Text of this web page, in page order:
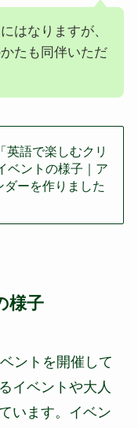
はなりますが、
たも同伴いただ
英語で楽しむクリ
ベントの様子｜ア
ダーを作りました
様子
ントを開催して
イベントや大人
います。イベン